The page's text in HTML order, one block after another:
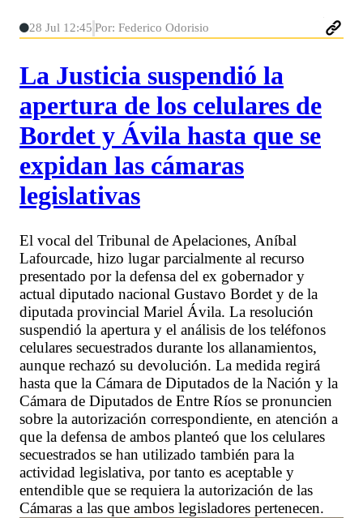
28 Jul 12:45 Por: Federico Odorisio
La Justicia suspendió la
apertura de los celulares de
Bordet y Ávila hasta que se
expidan las cámaras
legislativas
El vocal del Tribunal de Apelaciones, Aníbal
Lafourcade, hizo lugar parcialmente al recurso
presentado por la defensa del ex gobernador y
actual diputado nacional Gustavo Bordet y de la
diputada provincial Mariel Ávila. La resolución
suspendió la apertura y el análisis de los teléfonos
celulares secuestrados durante los allanamientos,
aunque rechazó su devolución. La medida regirá
hasta que la Cámara de Diputados de la Nación y la
Cámara de Diputados de Entre Ríos se pronuncien
sobre la autorización correspondiente, en atención a
que la defensa de ambos planteó que los celulares
secuestrados se han utilizado también para la
actividad legislativa, por tanto es aceptable y
entendible que se requiera la autorización de las
Cámaras a las que ambos legisladores pertenecen.